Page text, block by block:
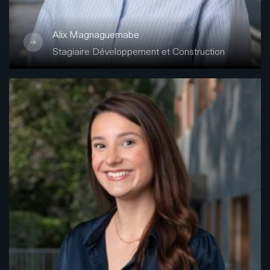
Curieuse, rigoureuse et créative, elle enrichit
les réflexions architecturales de l’équipe
avec un regard neuf et engagé.
Fermer
Alix Magnaguemabe
Stagiaire Développement et Construction
Linda Müller
Data Quality Manager
Linda Müller possède une solide expérience
en gestion administrative et immobilière,
acquise notamment chez Gérofinance Régie
du Rhône. Certifiée Immobase (USPI
Formation) et titulaire d’une maturité
professionnelle commerciale, elle excelle en